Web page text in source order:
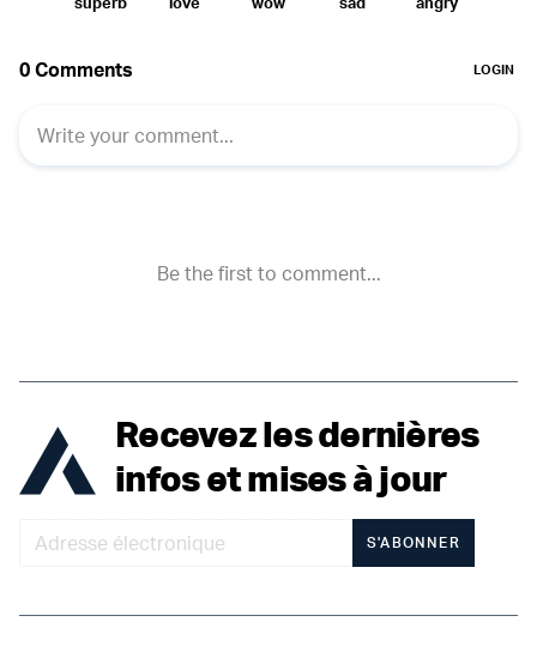
Recevez les dernières
infos et mises à jour
S'ABONNER